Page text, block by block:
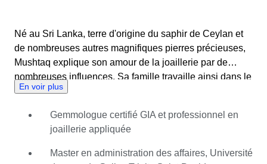
Né au Sri Lanka, terre d'origine du saphir de Ceylan et
de nombreuses autres magnifiques pierres précieuses,
Mushtaq explique son amour de la joaillerie par de
nombreuses influences. Sa famille travaille ainsi dans le
domaine des pierres précieuses et de la joaillerie depuis
grand-père lui contait des histoires sur les pierres
précieuses et leurs énergies. Ces histoires lui ont
inculqué une profonde admiration pour la beauté
En voir plus
Gemmologue certifié GIA et professionnel en
joaillerie appliquée
Master en administration des affaires, Université